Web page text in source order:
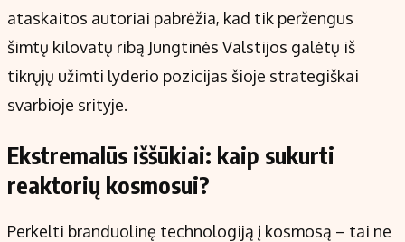
ataskaitos autoriai pabrėžia, kad tik peržengus
šimtų kilovatų ribą Jungtinės Valstijos galėtų iš
tikrųjų užimti lyderio pozicijas šioje strategiškai
svarbioje srityje.
Ekstremalūs iššūkiai: kaip sukurti
reaktorių kosmosui?
Perkelti branduolinę technologiją į kosmosą – tai ne